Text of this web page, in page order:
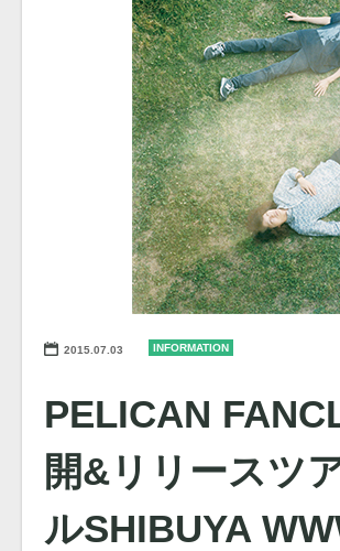
2015.07.03 INFORMATION
PELICAN
開&リリースツ
ルSHIBUYA